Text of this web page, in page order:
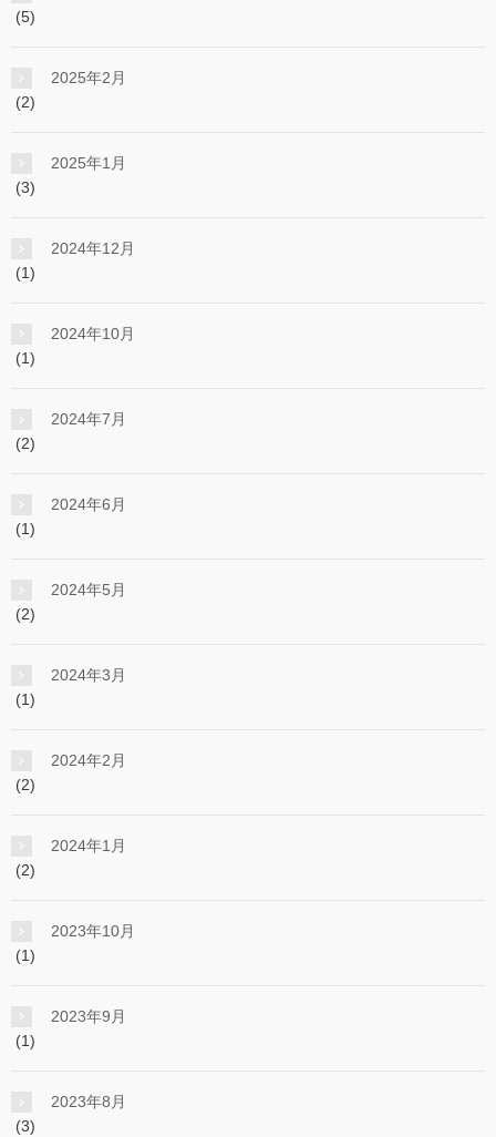
(5)
2025年2月
(2)
2025年1月
(3)
2024年12月
(1)
2024年10月
(1)
2024年7月
(2)
2024年6月
(1)
2024年5月
(2)
2024年3月
(1)
2024年2月
(2)
2024年1月
(2)
2023年10月
(1)
2023年9月
(1)
2023年8月
(3)